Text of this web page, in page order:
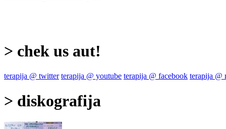
> chek us aut!
terapija @ twitter terapija @ youtube terapija @ facebook terapija @
> diskografija